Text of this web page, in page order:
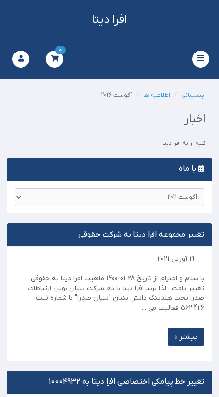
افرا دیتا
Toggle
navigation
0
پشتیبانی اطلاعیه ها آگوست 2026
اخبار
کلیه از به افرا دیتا
با ماه
تغییر مجموعه افرا دیتا به شرکت حقوقی
19 آوریل 2021
با سلام و احترام از تاریخ 28-01-1400 ماهیت افرا دیتا به حقوقی
تغییر یافت . لذا برند افرا دیتا با نام شرکت بنیان نوین ارتباطات
صدرا تحت هلدینگ دانش بنیان "بنیان صدرا" با شماره ثبت
563426 فعالیت می ...
بیشتر »
تغییر خط پیامکی اختصاصی افرا دیتا به ۱۰۰۰۴۹۳۲